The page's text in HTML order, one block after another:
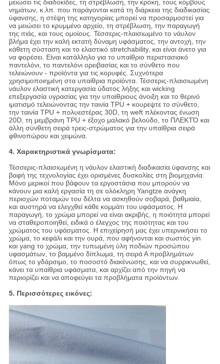
μειώσει τις διαδοκίδες, τη στρέβλωση, την κρόκη, τους κόμβους
νημάτων, κ.λπ. που παράγονται κατά τη διάρκεια της διαδικασίας
ύφανσης, η στέψη της κατηγορίας μπορεί να προσαρμοστεί για
να μειώσει το κρυμμένο αρχείο, τη στρέβλωση, την παραγωγή
της ιτιάς, και τους ομοίους. Τέσσερις-πλαισιωμένο το νάυλον
βλήμα έχει την καλή εκτατή δύναμη υφάσματος, την αντοχή, την
κάθετη σύσταση και το ελαστικό stretchability, και είναι άνετο για
να φορέσει. Είναι κατάλληλο για το υπαίθριο περιστασιακό
παντελόνι, το παντελόνι ορειβασίας και το σύνθετο που
τελειώνουν - προϊόντα για τις κορυφές. Συχνότερα
χρησιμοποιημένη στα υπαίθρια προϊόντα. Τέσσερις-πλαισιωμένη
νάυλον ελαστική κατεργασία ύδατος λήξης και wicking
επεξεργασία υγρασίας για την υπαίθριους άνοιξη και το θερινό
ιματισμό τελειώνοντας την ταινία TPU + κουρεψτε το σύνθετο,
την ταινία TPU + πολυεστέρας 30D, τη weft πλέκοντας ένωση
20D, τη μεμβράνη TPU + έξοχο μαλακό βελούδο, το ΠΛΕΚΤΌ και
άλλη σύνθετη σειρά τρεις-στρώματος για την υπαίθρια σειρά
φθινοπώρου και χειμώνα.
4. Χαρακτηριστικά γνωρίσματα:
Τέσσερις-πλαισιωμένη η νάυλον ελαστική διαδικασία ύφανσης και
βαφή της τεχνολογίας έχει ορισμένες δυσκολίες στη βιομηχανία.
Μόνο μερικοί που βάφουν τα εργοστάσια που μπορούν να
κάνουν μια καλή εργασία τη σε ολόκληρη Yangtze ανάγκη
περιοχών ποταμών του δέλτα να ασκηθούν σοβαρά, βαθμιαία,
και αυστηρά να ελεγχθεί κάθε κομμάτι του υφάσματος. Η
παραγωγή, το χρώμα μπορεί να είναι ακριβής, η ποιότητα μπορεί
να σταθεροποιηθεί, ειδικά ο έλεγχος της ποιότητας και του
χρώματος του υφάσματος. Η επιχείρησή μας έχει υπερνικήσει το
χρώμα, το κεφάλι και την ουρά, που αφήνονται και σωστός yin
και yang το χρώμα, την τυπωμένη ύλη ποδιών προσώπου
υφασμάτων, το βαμμένο δίπλωμα, τη σειρά Α προβλημάτων
όπως το γδάρσιμο, το ποσοστό διακένωσης, και να συρρικνωθεί,
κάνει τα υπαίθρια υφάσματα, και αρχίζει από την πηγή να
περιορίζει και να αποφεύγει τα προβλήματα προϊόντων.
5. Περισσότερες εικόνες: